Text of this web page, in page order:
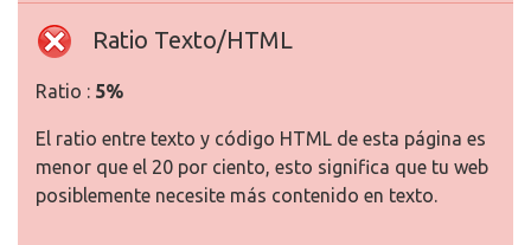
Ratio Texto/HTML
Ratio : 5%
El ratio entre texto y código HTML de esta página es
menor que el 20 por ciento, esto significa que tu web
posiblemente necesite más contenido en texto.